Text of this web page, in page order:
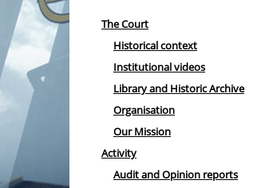
The Court
Historical context
Institutional videos
Library and Historic Archive
Organisation
Our Mission
Activity
Audit and Opinion reports